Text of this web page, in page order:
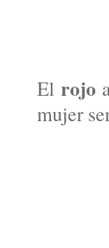
El rojo
mujer